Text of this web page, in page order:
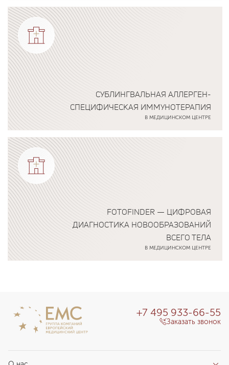
Подробнее о программе
СУБЛИНГВАЛЬНАЯ АЛЛЕРГЕН-
СПЕЦИФИЧЕСКАЯ ИММУНОТЕРАПИЯ
В МЕДИЦИНСКОМ ЦЕНТРЕ
Подробнее о программе
FOTOFINDER — ЦИФРОВАЯ
ДИАГНОСТИКА НОВООБРАЗОВАНИЙ
ВСЕГО ТЕЛА
В МЕДИЦИНСКОМ ЦЕНТРЕ
+7 495 933-66-55
Заказать звонок